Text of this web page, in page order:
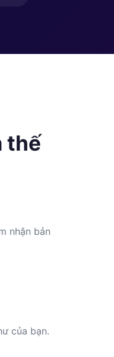
thế
nhận bản
của bạn.